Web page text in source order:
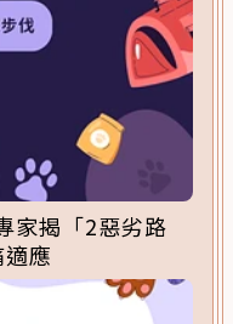
家揭「2惡劣路
應